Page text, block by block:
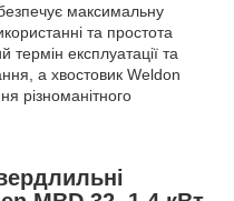
максимальну
та простота
термін експлуатації та
а хвостовик Weldon
різноманітного